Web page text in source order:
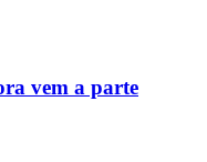
vem a parte